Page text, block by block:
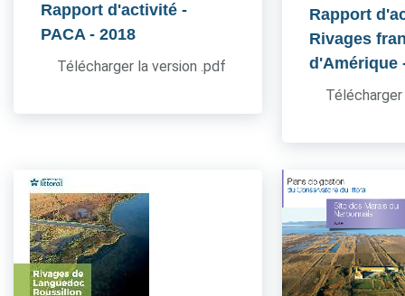
Rapport d'activité -
PACA - 2018
Télécharger la version .pdf
Rapport
Rivages
d'Amérique